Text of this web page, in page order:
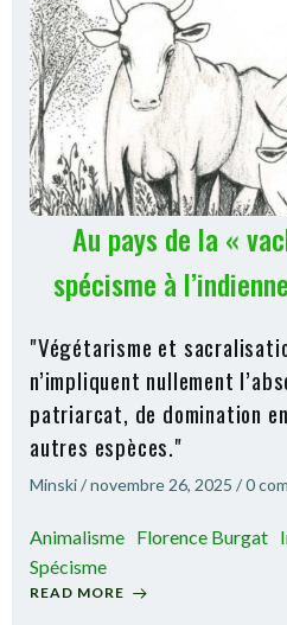
Au pays de la «
spécisme à
"Végétarisme et
n’impliquent nullement
patriarcat, de domination
autres espèces."
Minski/novembre 26, 2025 /0
Animalisme Florence Burgat
Spécisme
READ MORE